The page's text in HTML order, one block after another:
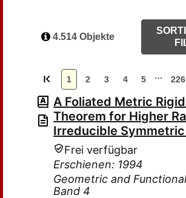
4.514 Objekte
1 2 3 4 5 … 226
A Foliated Metric
Theorem for Higher
Irreducible
Frei verfügbar
Erschienen: 1994
Geometric and
Band 4